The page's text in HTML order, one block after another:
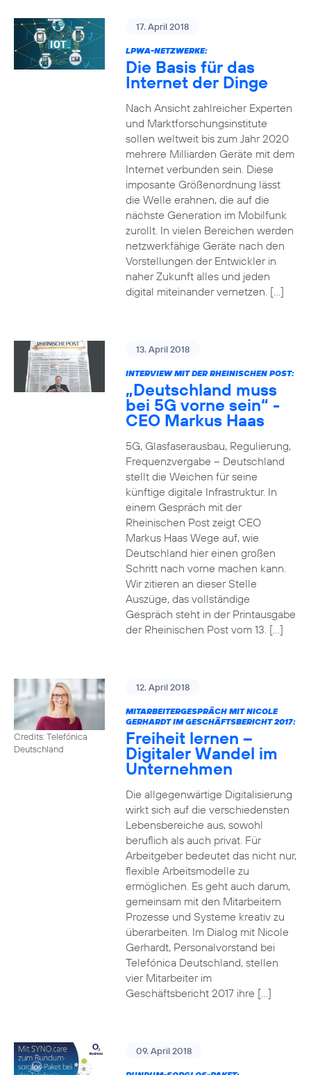
17. April 2018
LPWA-NETZWERKE:
Die Basis für das
Internet der Dinge
Nach Ansicht zahlreicher Experten
und Marktforschungsinstitute
sollen weltweit bis zum Jahr 2020
mehrere Milliarden Geräte mit dem
Internet verbunden sein. Diese
imposante Größenordnung lässt
die Welle erahnen, die auf die
nächste Generation im Mobilfunk
zurollt. In vielen Bereichen werden
netzwerkfähige Geräte nach den
Vorstellungen der Entwickler in
naher Zukunft alles und jeden
digital miteinander vernetzen. […]
13. April 2018
INTERVIEW MIT DER RHEINISCHEN POST:
„Deutschland muss
bei 5G vorne sein“ -
CEO Markus Haas
5G, Glasfaserausbau, Regulierung,
Frequenzvergabe – Deutschland
stellt die Weichen für seine
künftige digitale Infrastruktur. In
einem Gespräch mit der
Rheinischen Post zeigt CEO
Markus Haas Wege auf, wie
Deutschland hier einen großen
Schritt nach vorne machen kann.
Wir zitieren an dieser Stelle
Auszüge, das vollständige
Gespräch steht in der Printausgabe
der Rheinischen Post vom 13. […]
Credits: Telefónica
Deutschland
12. April 2018
MITARBEITERGESPRÄCH MIT NICOLE
GERHARDT IM GESCHÄFTSBERICHT 2017:
Freiheit lernen –
Digitaler Wandel im
Unternehmen
Die allgegenwärtige Digitalisierung
wirkt sich auf die verschiedensten
Lebensbereiche aus, sowohl
beruflich als auch privat. Für
Arbeitgeber bedeutet das nicht nur,
flexible Arbeitsmodelle zu
ermöglichen. Es geht auch darum,
gemeinsam mit den Mitarbeitern
Prozesse und Systeme kreativ zu
überarbeiten. Im Dialog mit Nicole
Gerhardt, Personalvorstand bei
Telefónica Deutschland, stellen
vier Mitarbeiter im
Geschäftsbericht 2017 ihre […]
09. April 2018